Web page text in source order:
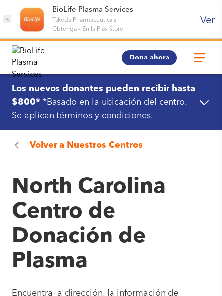
×
BioLife Plasma Services
Takeda Pharmaceuticals
Obtenga– En la Play Store
Ver
Dona ahora
Los nuevos donantes pueden recibir hasta
$800* *Basado en la ubicación del centro.
Se aplican términos y condiciones.
Volver a Nuestros Centros
North Carolina
Centro de
Donación de
Plasma
Encuentra la dirección, la información de